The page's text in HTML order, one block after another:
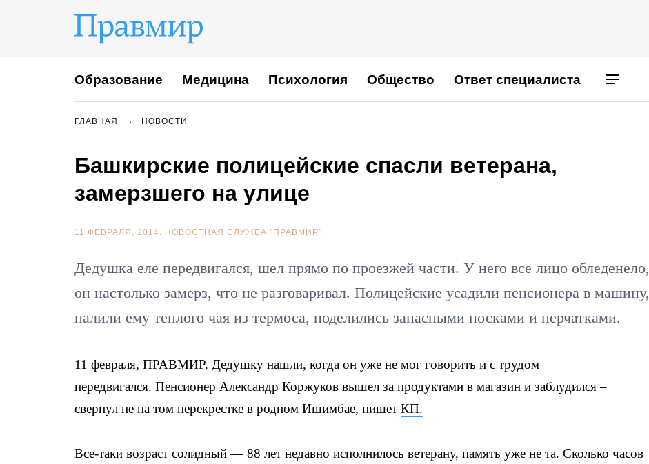
Образование Медицина Психология Общество Ответ специалиста
ГЛАВНАЯ НОВОСТИ
Башкирские полицейские спасли ветерана,
замерзшего на улице
11 ФЕВРАЛЯ, 2014. НОВОСТНАЯ СЛУЖБА "ПРАВМИР"
Дедушка еле передвигался, шел прямо по проезжей части. У него все лицо обледенело,
он настолько замерз, что не разговаривал. Полицейские усадили пенсионера в машину,
налили ему теплого чая из термоса, поделились запасными носками и перчатками.
11 февраля, ПРАВМИР. Дедушку нашли, когда он уже не мог говорить и с трудом
передвигался. Пенсионер Александр Коржуков вышел за продуктами в магазин и заблудился –
свернул не на том перекрестке в родном Ишимбае, пишет КП.
Все-таки возраст солидный — 88 лет недавно исполнилось ветерану, память уже не та. Сколько часов